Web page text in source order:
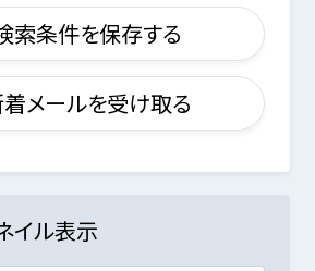
索条件を保存する
メールを受け取る
イル表示